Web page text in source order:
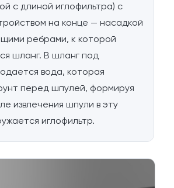
с длиной иглофильтра) с
на конце — насадкой
ребрами, к которой
шланг. В шланг под
вода, которая
перед шпулей, формируя
извлечения шпули в эту
иглофильтр.